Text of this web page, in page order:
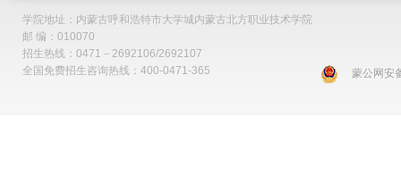
学院地址：内蒙古呼和浩特市大学城内蒙古北方职业技术学院
邮 编：010070
招生热线：0471－2692106/2692107
全国免费招生咨询热线：400-0471-365
蒙公网安